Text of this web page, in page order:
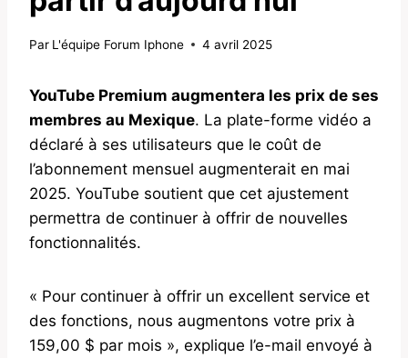
Par L'équipe Forum Iphone 4 avril 2025
YouTube Premium augmentera les prix de ses
membres au Mexique. La plate-forme vidéo a
déclaré à ses utilisateurs que le coût de
l’abonnement mensuel augmenterait en mai
2025. YouTube soutient que cet ajustement
permettra de continuer à offrir de nouvelles
fonctionnalités.
« Pour continuer à offrir un excellent service et
des fonctions, nous augmentons votre prix à
159,00 $ par mois », explique l’e-mail envoyé à